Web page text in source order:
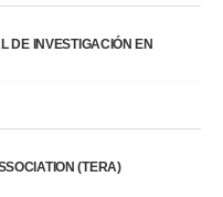
DE INVESTIGACIÓN EN
(TERA)